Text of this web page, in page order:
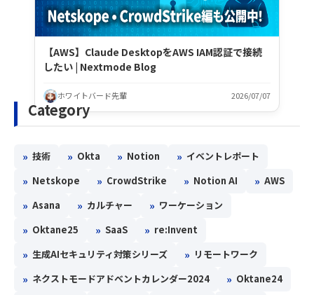
【AWS】Claude DesktopをAWS IAM認証で接続
したい | Nextmode Blog
ホワイトバード先輩 2026/07/07
Category
» 技術 » Okta » Notion » イベントレポート
» Netskope » CrowdStrike » Notion AI » AWS
» Asana » カルチャー » ワーケーション
» Oktane25 » SaaS » re:Invent
» 生成AIセキュリティ対策シリーズ » リモートワーク
» ネクストモードアドベントカレンダー2024 » Oktane24